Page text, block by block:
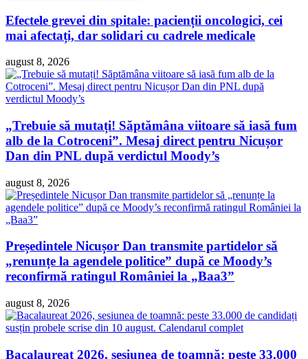
Efectele grevei din spitale: pacienții oncologici, cei
mai afectați, dar solidari cu cadrele medicale
august 8, 2026
„Trebuie să mutați! Săptămâna viitoare să iasă fum
alb de la Cotroceni”. Mesaj direct pentru Nicușor
Dan din PNL după verdictul Moody’s
august 8, 2026
Președintele Nicușor Dan transmite partidelor să
„renunțe la agendele politice” după ce Moody’s
reconfirmă ratingul României la „Baa3”
august 8, 2026
Bacalaureat 2026, sesiunea de toamnă: peste 33.000